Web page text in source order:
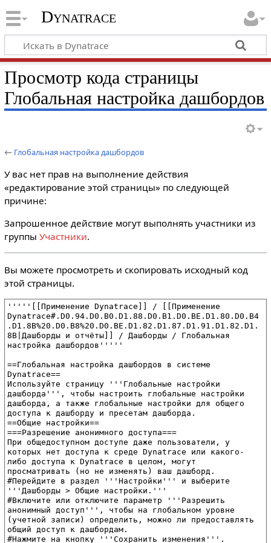
Dynatrace
Просмотр кода страницы
Глобальная настройка дашбордов
← Глобальная настройка дашбордов
У вас нет прав на выполнение действия
«редактирование этой страницы» по следующей
причине:
Запрошенное действие могут выполнять участники из
группы Участники.
Вы можете просмотреть и скопировать исходный код
этой страницы.